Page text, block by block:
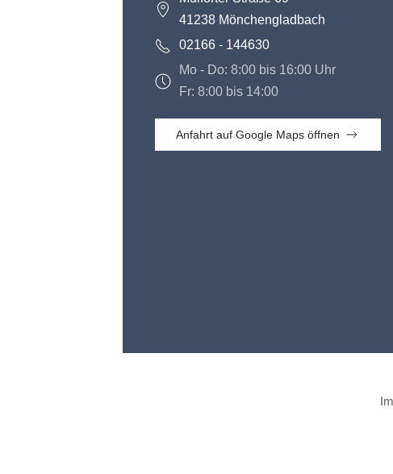
41238 Mönchengladbach
02166 - 144630
Mo - Do: 8:00 bis 16:00 Uhr
Fr: 8:00 bis 14:00
Anfahrt auf Google Maps öffnen